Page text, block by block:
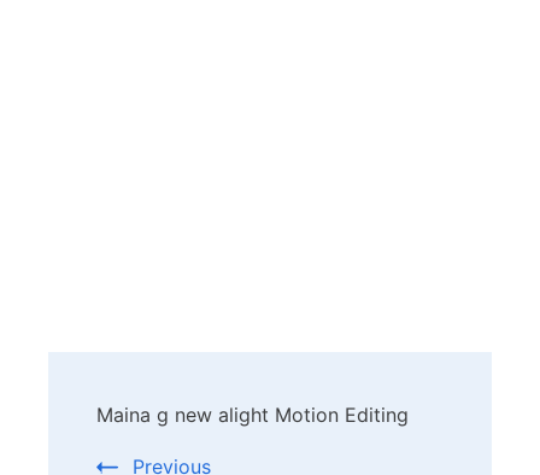
Navigation
Maina g new alight Motion Editing
Previous